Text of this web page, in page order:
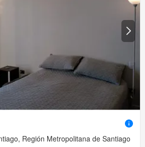
Región Metropolitana de Santiago